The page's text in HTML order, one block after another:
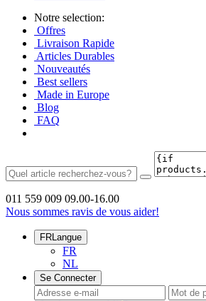
Notre selection:
Offres
Livraison Rapide
Articles Durables
Nouveautés
Best sellers
Made in Europe
Blog
FAQ
011 559 009 09.00-16.00
Nous sommes ravis de vous aider!
FRLangue
FR
NL
Se Connecter